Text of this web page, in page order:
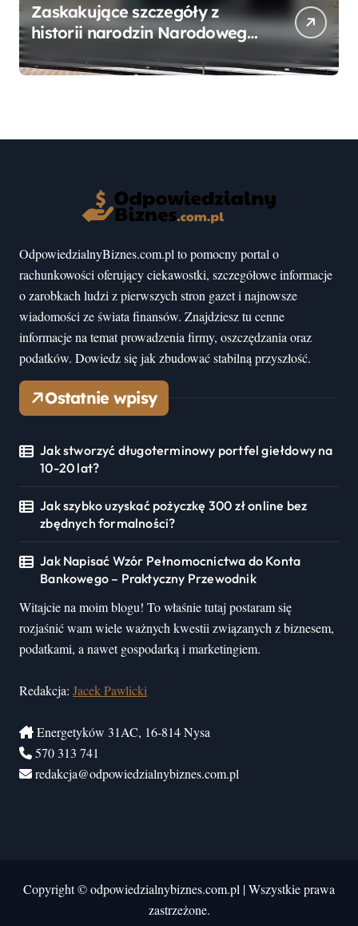
Zaskakujące szczegóły z
historii narodzin Narodowego
mogłeś nie wiedzieć
OdpowiedzialnyBiznes.com.pl to pomocny portal o
rachunkowości oferujący ciekawostki, szczegółowe informacje
o zarobkach ludzi z pierwszych stron gazet i najnowsze
wiadomości ze świata finansów. Znajdziesz tu cenne
informacje na temat prowadzenia firmy, oszczędzania oraz
podatków. Dowiedz się jak zbudować stabilną przyszłość.
Ostatnie wpisy
Jak stworzyć długoterminowy portfel giełdowy na
10-20 lat?
Jak szybko uzyskać pożyczkę 300 zł online bez
zbędnych formalności?
Jak Napisać Wzór Pełnomocnictwa do Konta
Bankowego – Praktyczny Przewodnik
Witajcie na moim blogu! To właśnie tutaj postaram się
rozjaśnić wam wiele ważnych kwestii związanych z biznesem,
podatkami, a nawet gospodarką i marketingiem.
Redakcja: Jacek Pawlicki
Energetyków 31AC, 16-814 Nysa
570 313 741
redakcja@odpowiedzialnybiznes.com.pl
Copyright © odpowiedzialnybiznes.com.pl |Wszystkie prawa
zastrzeżone.